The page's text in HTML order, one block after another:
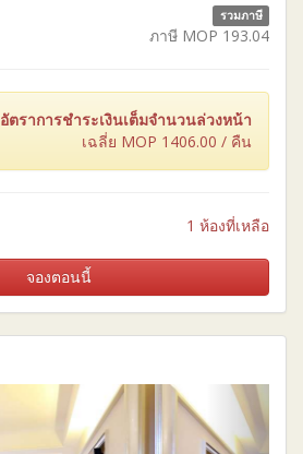
รวมภาษี
ภาษี MOP 193.04
อัตราการชำระเงินเต็มจำนวนล่วงหน้า
เฉลี่ย MOP 1406.00 / คืน
1 ห้องที่เหลือ
จองตอนนี้
Next